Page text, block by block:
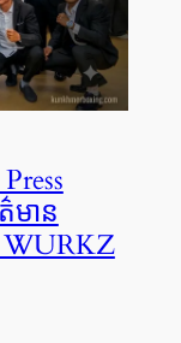
មាន
WURKZ